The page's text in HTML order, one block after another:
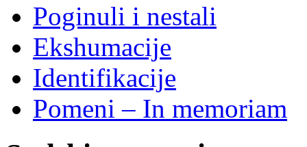
Poginuli i nestali
Ekshumacije
Identifikacije
Pomeni – In memoriam